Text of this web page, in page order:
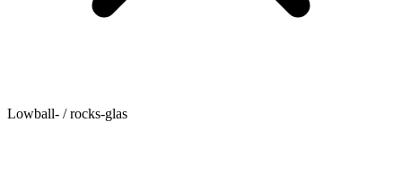
Lowball- / rocks-glas